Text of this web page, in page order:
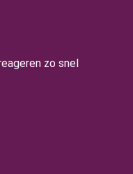
zo snel